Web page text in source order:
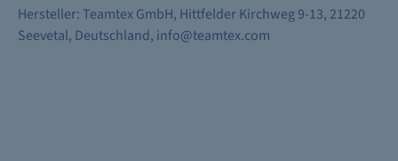
Hersteller: Teamtex GmbH, Hittfelder Kirchweg 9-13, 21220
Seevetal, Deutschland, info@teamtex.com